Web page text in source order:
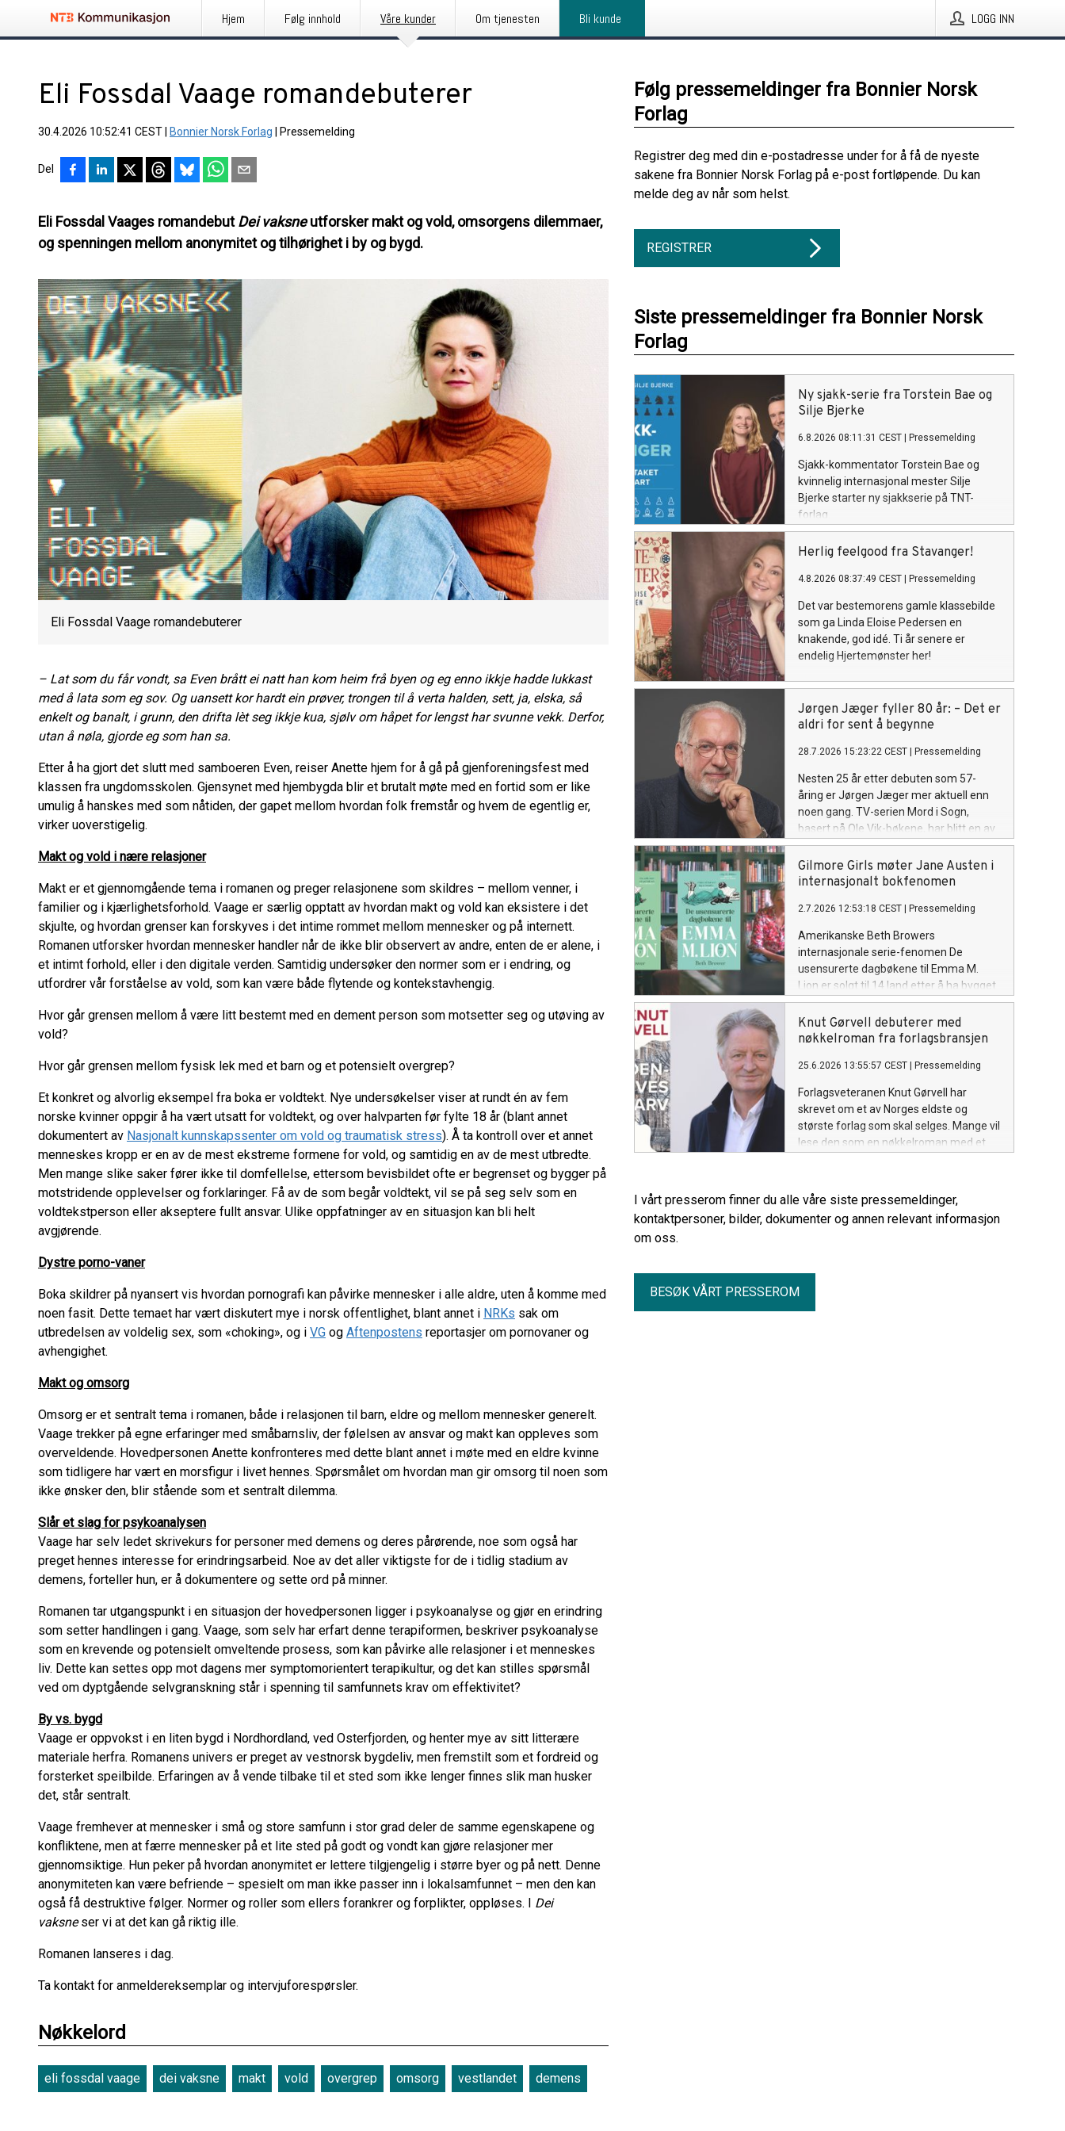
Hjem Følg innhold Våre kunder Om tjenesten Bli kunde LOGG INN
Eli Fossdal Vaage romandebuterer
30.4.2026 10:52:41 CEST Bonnier Norsk Forlag Pressemelding
Del
Eli Fossdal Vaages romandebutDei vaksneutforsker makt og vold, omsorgens dilemmaer,
og spenningen mellom anonymitet og tilhørighet i by og bygd.
Eli Fossdal Vaage romandebuterer
– Lat som du får vondt, sa Even brått ei natt han kom heim frå byen og eg enno ikkje hadde lukkast
med å lata som eg sov. Og uansett kor hardt ein prøver, trongen til å verta halden, sett, ja, elska, så
enkelt og banalt, i grunn, den drifta lèt seg ikkje kua, sjølv om håpet for lengst har svunne vekk. Derfor,
utan å nøla, gjorde eg som han sa.
Etter å ha gjort det slutt med samboeren Even, reiser Anette hjem for å gå på gjenforeningsfest med
klassen fra ungdomsskolen. Gjensynet med hjembygda blir et brutalt møte med en fortid som er like
umulig å hanskes med som nåtiden, der gapet mellom hvordan folk fremstår og hvem de egentlig er,
virker uoverstigelig.
Makt og vold i nære relasjoner
Makt er et gjennomgående tema i romanen og preger relasjonene som skildres – mellom venner, i
familier og i kjærlighetsforhold. Vaage er særlig opptatt av hvordan makt og vold kan eksistere i det
skjulte, og hvordan grenser kan forskyves i det intime rommet mellom mennesker og på internett.
Romanen utforsker hvordan mennesker handler når de ikke blir observert av andre, enten de er alene, i
et intimt forhold, eller i den digitale verden. Samtidig undersøker den normer som er i endring, og
utfordrer vår forståelse av vold, som kan være både flytende og kontekstavhengig.
Hvor går grensen mellom å være litt bestemt med en dement person som motsetter seg og utøving av
vold?
Hvor går grensen mellom fysisk lek med et barn og et potensielt overgrep?
Et konkret og alvorlig eksempel fra boka er voldtekt. Nye undersøkelser viser at rundt én av fem
norske kvinner oppgir å ha vært utsatt for voldtekt, og over halvparten før fylte 18 år (blant annet
dokumentert av Nasjonalt kunnskapssenter om vold og traumatisk stress). Å ta kontroll over et annet
menneskes kropp er en av de mest ekstreme formene for vold, og samtidig en av de mest utbredte.
Men mange slike saker fører ikke til domfellelse, ettersom bevisbildet ofte er begrenset og bygger på
motstridende opplevelser og forklaringer. Få av de som begår voldtekt, vil se på seg selv som en
voldtekstperson eller akseptere fullt ansvar. Ulike oppfatninger av en situasjon kan bli helt
avgjørende.
Dystre porno-vaner
Boka skildrer på nyansert vis hvordan pornografi kan påvirke mennesker i alle aldre, uten å komme med
noen fasit. Dette temaet har vært diskutert mye i norsk offentlighet, blant annet i NRKs sak om
utbredelsen av voldelig sex, som «choking», og i VG og Aftenpostens reportasjer om pornovaner og
avhengighet.
Makt og omsorg
Omsorg er et sentralt tema i romanen, både i relasjonen til barn, eldre og mellom mennesker generelt.
Vaage trekker på egne erfaringer med småbarnsliv, der følelsen av ansvar og makt kan oppleves som
overveldende. Hovedpersonen Anette konfronteres med dette blant annet i møte med en eldre kvinne
som tidligere har vært en morsfigur i livet hennes. Spørsmålet om hvordan man gir omsorg til noen som
ikke ønsker den, blir stående som et sentralt dilemma.
Slår et slag for psykoanalysen
Vaage har selv ledet skrivekurs for personer med demens og deres pårørende, noe som også har
preget hennes interesse for erindringsarbeid. Noe av det aller viktigste for de i tidlig stadium av
demens, forteller hun, er å dokumentere og sette ord på minner.
Romanen tar utgangspunkt i en situasjon der hovedpersonen ligger i psykoanalyse og gjør en erindring
som setter handlingen i gang. Vaage, som selv har erfart denne terapiformen, beskriver psykoanalyse
som en krevende og potensielt omveltende prosess, som kan påvirke alle relasjoner i et menneskes
liv. Dette kan settes opp mot dagens mer symptomorientert terapikultur, og det kan stilles spørsmål
ved om dyptgående selvgranskning står i spenning til samfunnets krav om effektivitet?
By vs. bygd
Vaage er oppvokst i en liten bygd i Nordhordland, ved Osterfjorden, og henter mye av sitt litterære
materiale herfra. Romanens univers er preget av vestnorsk bygdeliv, men fremstilt som et fordreid og
forsterket speilbilde. Erfaringen av å vende tilbake til et sted som ikke lenger finnes slik man husker
det, står sentralt.
Vaage fremhever at mennesker i små og store samfunn i stor grad deler de samme egenskapene og
konfliktene, men at færre mennesker på et lite sted på godt og vondt kan gjøre relasjoner mer
gjennomsiktige. Hun peker på hvordan anonymitet er lettere tilgjengelig i større byer og på nett. Denne
anonymiteten kan være befriende – spesielt om man ikke passer inn i lokalsamfunnet – men den kan
også få destruktive følger. Normer og roller som ellers forankrer og forplikter, oppløses. I Dei
vaksneser vi at det kan gå riktig ille.
Romanen lanseres i dag.
Ta kontakt for anmeldereksemplar og intervjuforespørsler.
Nøkkelord
eli fossdal vaage dei vaksne makt vold overgrep omsorg vestlandet demens
Følg pressemeldinger fra Bonnier Norsk
Forlag
Registrer deg med din e-postadresse under for å få de nyeste
sakene fra Bonnier Norsk Forlag på e-post fortløpende. Du kan
melde deg av når som helst.
REGISTRER
Siste pressemeldinger fra Bonnier Norsk
Forlag
Ny sjakk-serie fra Torstein Bae og
Silje Bjerke
6.8.2026 08:11:31 CEST Pressemelding
Sjakk-kommentator Torstein Bae og
kvinnelig internasjonal mester Silje
Bjerke starter ny sjakkserie på TNT-
forlag.
Herlig feelgood fra Stavanger!
4.8.2026 08:37:49 CEST Pressemelding
Det var bestemorens gamle klassebilde
som ga Linda Eloise Pedersen en
knakende, god idé. Ti år senere er
endelig Hjertemønster her!
Jørgen Jæger fyller 80 år: – Det er
aldri for sent å begynne
28.7.2026 15:23:22 CEST Pressemelding
Nesten 25 år etter debuten som 57-
åring er Jørgen Jæger mer aktuell enn
noen gang. TV-serien Mord i Sogn,
basert på Ole Vik-bøkene, har blitt en av
årets største norske dramasuksesser og
gitt forfatterskapet et nytt publikum
både i Norge og internasjonalt. Onsdag
Gilmore Girls møter Jane Austen i
internasjonalt bokfenomen
2.7.2026 12:53:18 CEST Pressemelding
Amerikanske Beth Browers
internasjonale serie-fenomen De
usensurerte dagbøkene til Emma M.
Lion er solgt til 14 land etter å ha bygget
en lojal internasjonal leserskare
gjennom jungeltelegrafen. Nå kommer
serien på norsk før den britiske
Knut Gørvell debuterer med
nøkkelroman fra forlagsbransjen
25.6.2026 13:55:57 CEST Pressemelding
Forlagsveteranen Knut Gørvell har
skrevet om et av Norges eldste og
største forlag som skal selges. Mange vil
lese den som en nøkkelroman med et
I vårt presserom finner du alle våre siste pressemeldinger,
kontaktpersoner, bilder, dokumenter og annen relevant informasjon
om oss.
BESØK VÅRT PRESSEROM